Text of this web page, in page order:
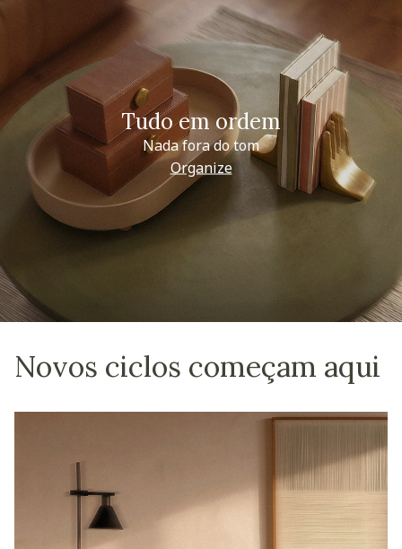
Tudo em ordem
Nada fora do tom
Organize
Novos ciclos começam aqui